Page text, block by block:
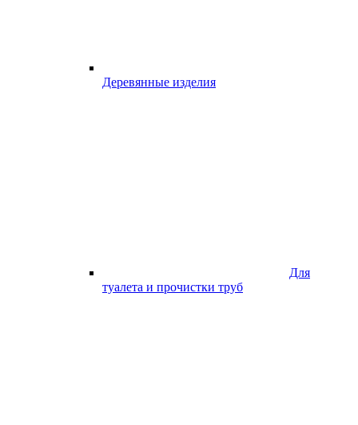
Деревянные изделия
Для
туалета и прочистки труб